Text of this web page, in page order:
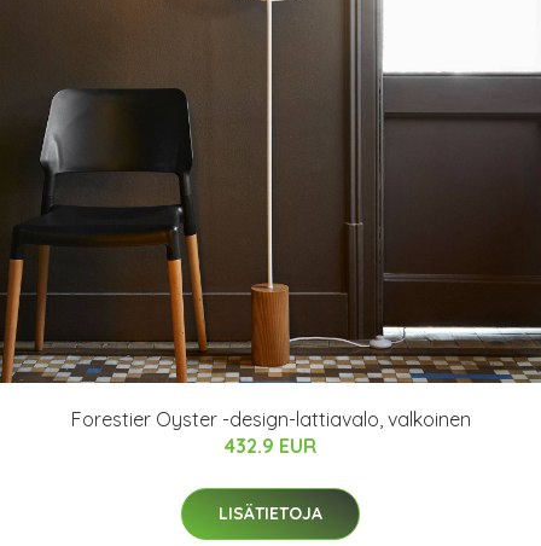
Forestier Oyster -design-lattiavalo, valkoinen
432.9 EUR
LISÄTIETOJA